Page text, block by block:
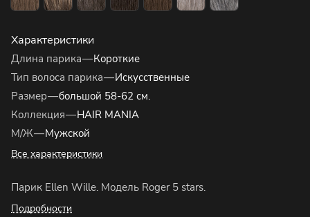
Характеристики
Длина парика—Короткие
Тип волоса парика—Искусственные
Размер—большой 58-62 см.
Коллекция—HAIR MANIA
М/Ж—Мужской
Все характеристики
Парик Ellen Wille. Модель Roger 5 stars.
Подробности